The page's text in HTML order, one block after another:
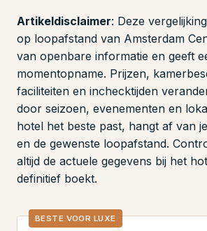
Artikeldisclaimer: Deze
op loopafstand van Amsterdam
van openbare informatie en geeft
momentopname. Prijzen,
faciliteiten en inchecktijden
door seizoen, evenementen en
hotel het beste past, hangt af van
en de gewenste loopafstand.
altijd de actuele gegevens bij het
definitief boekt.
BESTE VOOR LUXE